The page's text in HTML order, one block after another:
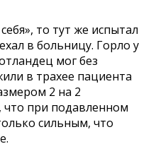
то тут же испытал
в больницу. Горло у
мог без
в трахее пациента
2 на 2
при подавленном
сильным, что